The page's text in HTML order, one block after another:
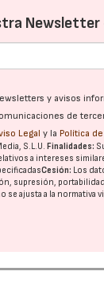
Newsletter
y avisos
de
Legal y la Política
S.L.U. Finalidades:
a intereses
Cesión: Los
supresión,
se ajusta a la normativa